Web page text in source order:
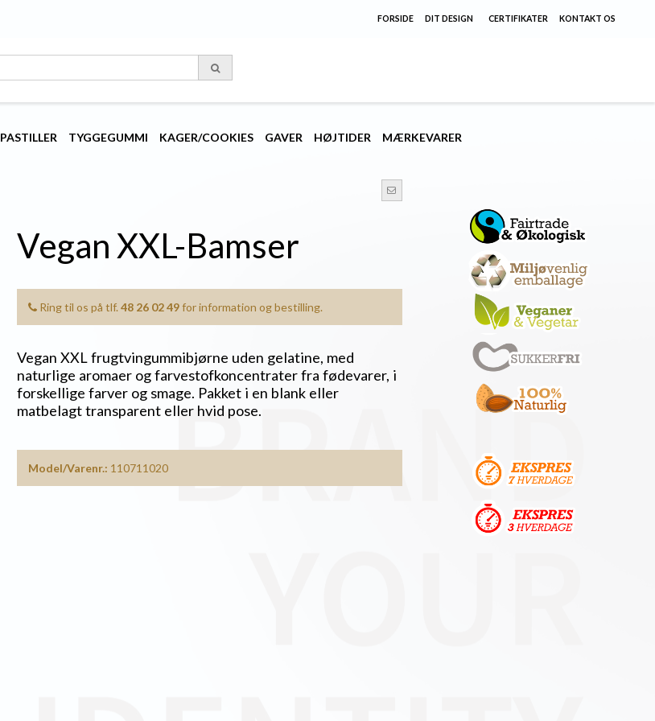
FORSIDE DIT DESIGN CERTIFIKATER KONTAKT OS
PASTILLER TYGGEGUMMI KAGER/COOKIES GAVER HØJTIDER MÆRKEVARER
Vegan XXL-Bamser
Ring til os på tlf. 48 26 02 49for information og bestilling.
Vegan XXL frugtvingummibjørne uden gelatine, med
naturlige aromaer og farvestofkoncentrater fra fødevarer, i
forskellige farver og smage. Pakket i en blank eller
matbelagt transparent eller hvid pose.
Model/Varenr.: 110711020